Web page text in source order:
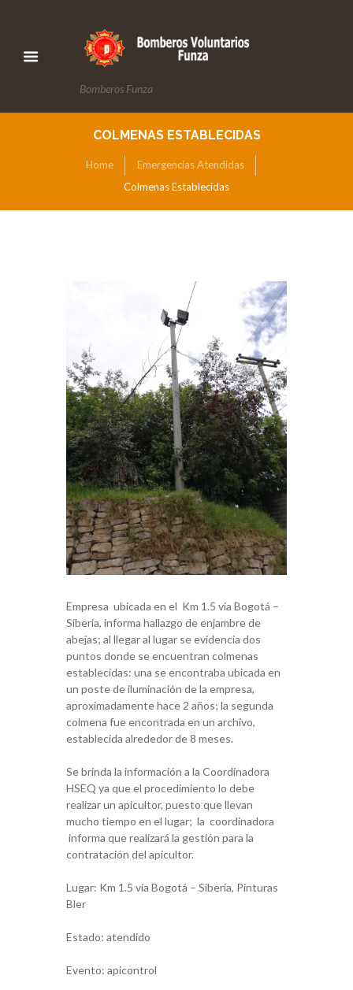
Bomberos Funza
COLMENAS ESTABLECIDAS
Home
Emergencias Atendidas
Colmenas Establecidas
Empresa ubicada en el Km 1.5 vía Bogotá –
Siberia, informa hallazgo de enjambre de
abejas; al llegar al lugar se evidencia dos
puntos donde se encuentran colmenas
establecidas: una se encontraba ubicada en
un poste de iluminación de la empresa,
aproximadamente hace 2 años; la segunda
colmena fue encontrada en un archivo,
establecida alrededor de 8 meses.
Se brinda la información a la Coordinadora
HSEQ ya que el procedimiento lo debe
realizar un apicultor, puesto que llevan
mucho tiempo en el lugar; la coordinadora
informa que realizará la gestión para la
contratación del apicultor.
Lugar: Km 1.5 vía Bogotá – Siberia, Pinturas
Bler
Estado: atendido
Evento: apicontrol